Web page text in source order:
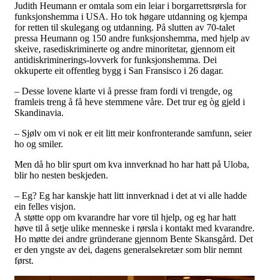
Judith Heumann er omtala som ein leiar i borgarrettsrørsla for
funksjonshemma i USA. Ho tok høgare utdanning og kjempa
for retten til skulegang og utdanning. På slutten av 70-talet
pressa Heumann og 150 andre funksjonshemma, med hjelp av
skeive, rasediskriminerte og andre minoritetar, gjennom eit
antidiskriminerings-lovverk for funksjonshemma. Dei
okkuperte eit offentleg bygg i San Fransisco i 26 dagar.
– Desse lovene klarte vi å presse fram fordi vi trengde, og
framleis treng å få heve stemmene våre. Det trur eg òg gjeld i
Skandinavia.
– Sjølv om vi nok er eit litt meir konfronterande samfunn, seier
ho og smiler.
Men då ho blir spurt om kva innverknad ho har hatt på Uloba,
blir ho nesten beskjeden.
– Eg? Eg har kanskje hatt litt innverknad i det at vi alle hadde
ein felles visjon.
Å støtte opp om kvarandre har vore til hjelp, og eg har hatt
høve til å setje ulike menneske i rørsla i kontakt med kvarandre.
Ho møtte dei andre gründerane gjennom Bente Skansgård. Det
er den yngste av dei, dagens generalsekretær som blir nemnt
først.